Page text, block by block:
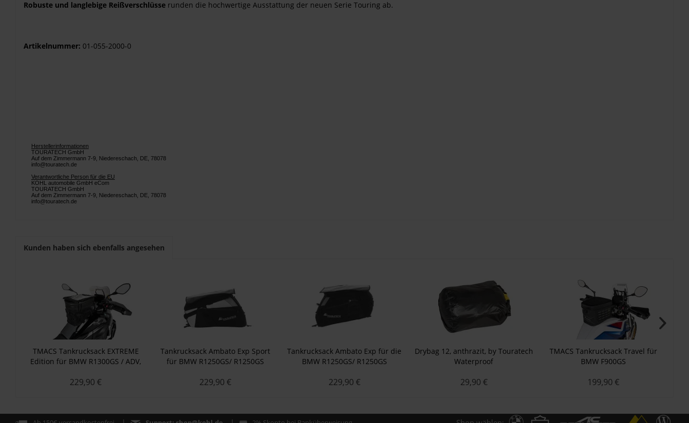
Robuste und langlebige Reißverschlüsse runden die hochwertige Ausstattung der neuen Serie Touring ab.
Artikelnummer: 01-055-2000-0
Herstellerinformationen
TOURATECH GmbH
Auf dem Zimmermann 7-9, Niedereschach, DE, 78078
info@touratech.de
Verantwortliche Person für die EU
KOHL automobile GmbH eCom
TOURATECH GmbH
Auf dem Zimmermann 7-9, Niedereschach, DE, 78078
info@touratech.de
Kunden haben sich ebenfalls angesehen
TMACS Tankrucksack EXTREME
Edition für BMW R1300GS / ADV,
229,90 €
Tankrucksack Ambato Exp Sport
für BMW R1250GS/ R1250GS
R1200GS Adventure (L
229,90 €
Tankrucksack Ambato Exp für die
BMW R1250GS/ R1250GS
R1200GS Adventure (LC)
229,90 €
Drybag 12, anthrazit, by Touratech
Waterproof
29,90 €
TMACS Tankrucksack Travel für
BMW F900GS
199,90 €